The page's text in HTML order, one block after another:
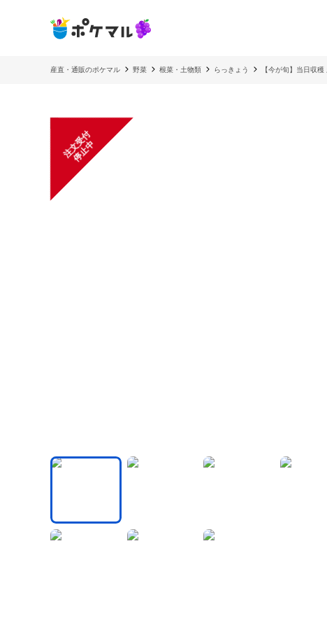
産直・通販のポケマル 野菜 根菜・土物類 らっきょう 【今が旬】当日収
注
文
受
付
停
止
中